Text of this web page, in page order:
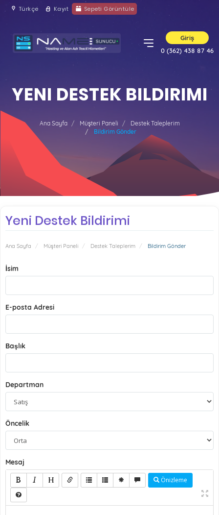
Türkçe Kayıt Sepeti Görüntüle
Giriş
0 (362) 438 87 46
YENI DESTEK BILDIRIMI
Ana Sayfa Müşteri Paneli
Destek Taleplerim
Bildirim Gönder
Yeni Destek Bildirimi
Ana Sayfa Müşteri Paneli Destek Taleplerim Bildirim Gönder
İsim
E-posta Adresi
Başlık
Departman
Öncelik
Mesaj
Önizleme